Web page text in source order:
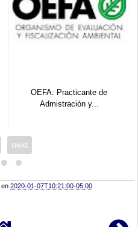
OEFA: Practicante Ingeniería
Ambien...
next
en2020-01-07T10:21:00-05:00